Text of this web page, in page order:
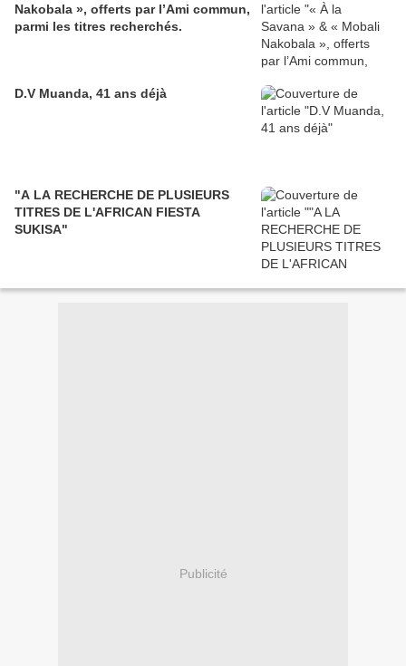
Nakobala », offerts par l’Ami commun,
parmi les titres recherchés.
D.V Muanda, 41 ans déjà
"A LA RECHERCHE DE PLUSIEURS
TITRES DE L'AFRICAN FIESTA
SUKISA"
Publicité